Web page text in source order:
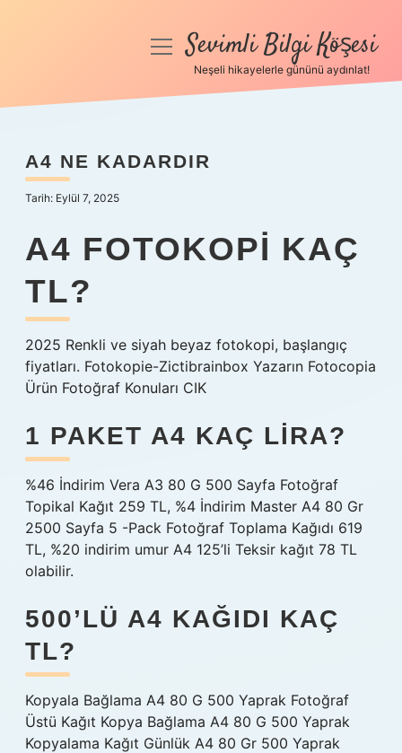
Anasayfa
Yasal Uyarı
menüyüSevimli Bilgi Köşesi
Neşeli hikayelerle gününü aydınlat!
A4 NE KADARDIR
Tarih: Eylül 7, 2025
A4 FOTOKOPI KAÇ
TL?
2025 Renkli ve siyah beyaz fotokopi, başlangıç ​​
fiyatları. Fotokopie-Zictibrainbox Yazarın Fotocopia
Ürün Fotoğraf Konuları CIK
1 PAKET A4 KAÇ LIRA?
%46 İndirim Vera A3 80 G 500 Sayfa Fotoğraf
Topikal Kağıt 259 TL, %4 İndirim Master A4 80 Gr
2500 Sayfa 5 -Pack Fotoğraf Toplama Kağıdı 619
TL, %20 indirim umur A4 125’li Teksir kağıt 78 TL
olabilir.
500’LÜ A4 KAĞIDI KAÇ
TL?
Kopyala Bağlama A4 80 G 500 Yaprak Fotoğraf
Üstü Kağıt Kopya Bağlama A4 80 G 500 Yaprak
Kopyalama Kağıt Günlük A4 80 Gr 500 Yaprak